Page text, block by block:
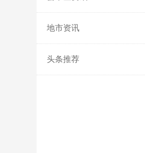
地市资讯
头条推荐